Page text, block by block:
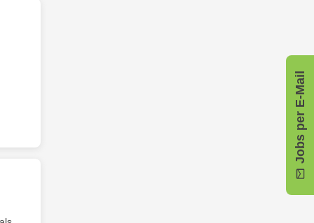
Jobs per E-Mail